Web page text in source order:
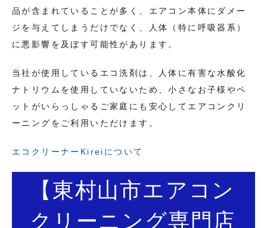
品が含まれていることが多く、エアコン本体にダメー
ジを与えてしまうだけでなく、人体（特に呼吸器系）
に悪影響を及ぼす可能性があります。
当社が使用しているエコ洗剤は、人体に有害な水酸化
ナトリウムを使用していないため、小さなお子様やペ
ットがいらっしゃるご家庭にも安心してエアコンクリ
ーニングをご利用いただけます。
エコクリーナーKireiについて
【東村山市エアコン
クリーニング専門店